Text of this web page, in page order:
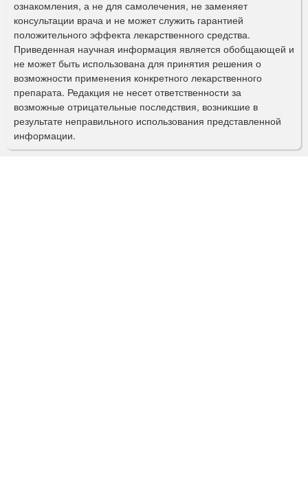
м
а
п
о
и
с
к
ознакомления, а не для самолечения, не заменяет
консультации врача и не может служить гарантией
положительного эффекта лекарственного средства.
Приведенная научная информация является обобщающей и
не может быть использована для принятия решения о
возможности применения конкретного лекарственного
препарата. Редакция не несет ответственности за
возможные отрицательные последствия, возникшие в
результате неправильного использования представленной
информации.